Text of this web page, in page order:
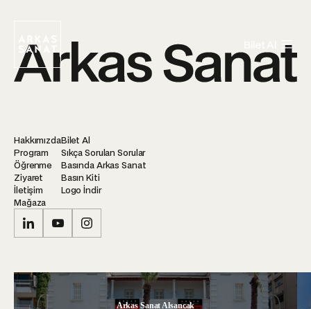
Hakkımızda
Program
Öğrenme
Ziyaret
İletişim
Mağaza
Bilet Al
Sıkça Sorulan Sorular
Basında Arkas Sanat
Basın Kiti
Logo İndir
Arkas Sanat Alsancak